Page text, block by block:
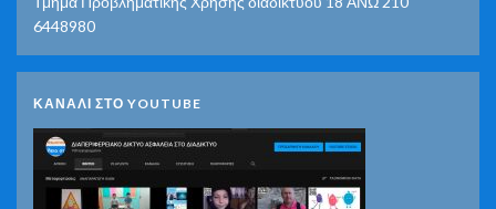
6448980
ΚΑΝΑΛΙ ΣΤΟ YOUTUBE